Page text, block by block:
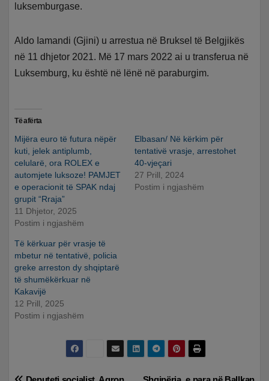
luksemburgase.
Aldo Iamandi (Gjini) u arrestua në Bruksel të Belgjikës
në 11 dhjetor 2021. Më 17 mars 2022 ai u transferua në
Luksemburg, ku është në lënë në paraburgim.
Të afërta
Mijëra euro të futura nëpër
kuti, jelek antiplumb,
celularë, ora ROLEX e
automjete luksoze! PAMJET
e operacionit të SPAK ndaj
grupit “Rraja”
11 Dhjetor, 2025
Postim i ngjashëm
Elbasan/ Në kërkim për
tentativë vrasje, arrestohet
40-vjeçari
27 Prill, 2024
Postim i ngjashëm
Të kërkuar për vrasje të
mbetur në tentativë, policia
greke arreston dy shqiptarë
të shumëkërkuar në
Kakavijë
12 Prill, 2025
Postim i ngjashëm